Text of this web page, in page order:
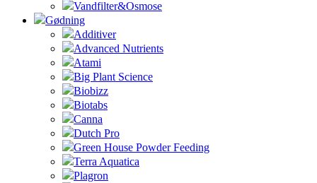
Vandfilter&Osmose
Gødning
Additiver
Advanced Nutrients
Atami
Big Plant Science
Biobizz
Biotabs
Canna
Dutch Pro
Green House Powder Feeding
Terra Aquatica
Plagron